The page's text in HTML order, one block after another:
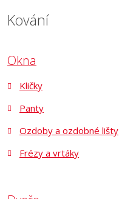
Kování
Okna
Kličky
Panty
Ozdoby a ozdobné lišty
Frézy a vrtáky